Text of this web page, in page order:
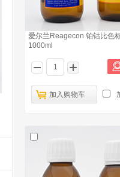
爱尔兰Reagecon 铂钴比色
1000ml
加入购物车